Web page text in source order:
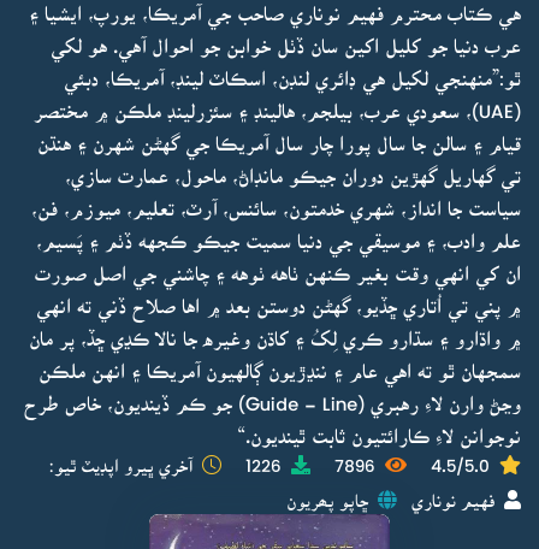
هي ڪتاب محترم فهيم نوناري صاحب جي آمريڪا، يورپ، ايشيا ۽
عرب دنيا جو کليل اکين سان ڏٺل خوابن جو احوال آهي. هو لکي
ٿو:”منهنجي لکيل هي ڊائري لنڊن، اسڪاٽ لينڊ، آمريڪا، دبئي
(UAE)، سعودي عرب، بيلجم، هالينڊ ۽ سئزرلينڊ ملڪن ۾ مختصر
قيام ۽ سالن جا سال پورا چار سال آمريڪا جي گهڻن شهرن ۽ هنڌن
تي گهاريل گهڙين دوران جيڪو مانڊاڻ، ماحول، عمارت سازي،
سياست جا انداز، شهري خدمتون، سائنس، آرٽ، تعليم، ميوزم، فن،
علم وادب، ۽ موسيقي جي دنيا سميت جيڪو ڪجهه ڏٺم ۽ پَسيم،
ان کي انهي وقت بغير ڪنهن ٺاهه ٺوهه ۽ چاشني جي اصل صورت
۾ پني تي اُتاري ڇڏيو، گهڻن دوستن بعد ۾ اها صلاح ڏني ته انهي
۾ واڌارو ۽ سڌارو ڪري لِکُ ۽ کاڌن وغيره جا نالا ڪڍي ڇڏ، پر مان
سمجهان ٿو ته اهي عام ۽ ننڍڙيون ڳالهيون آمريڪا ۽ انهن ملڪن
وڃڻ وارن لاءِ رهبري (Guide - Line) جو ڪم ڏينديون، خاص طرح
نوجوانن لاءِ ڪارائتيون ثابت ٿينديون.“
4.5/5.0
7896
1226 آخري ڀيرو اپڊيٽ ٿيو:
فهيم نوناري ڇاپو پھريون